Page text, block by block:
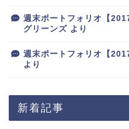
週末ポートフォリオ【
グリーンズ より
週末ポートフォリオ【
より
新着記事